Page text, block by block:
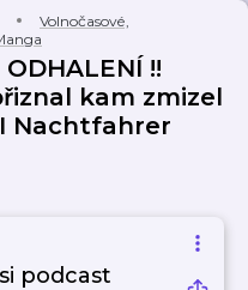
Volnočasové,
!!
kam zmizel
Nachtfahrer
podcast